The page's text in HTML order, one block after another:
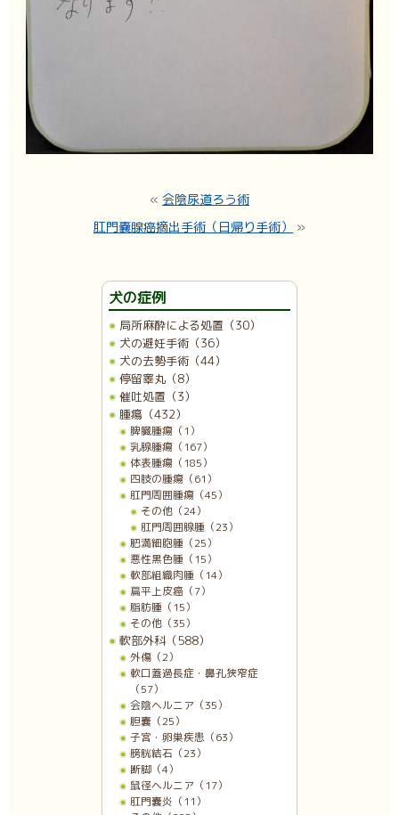
« 会陰尿道ろう術
肛門嚢腺癌摘出手術（日帰り手術）
»
犬の症例
局所麻酔による処置（30）
犬の避妊手術（36）
犬の去勢手術（44）
停留睾丸（8）
催吐処置（3）
腫瘍（432）
脾臓腫瘍（1）
乳腺腫瘍（167）
体表腫瘍（185）
四肢の腫瘍（61）
肛門周囲腫瘍（45）
その他（24）
肛門周囲腺腫（23）
肥満細胞腫（25）
悪性黒色腫（15）
軟部組織肉腫（14）
扁平上皮癌（7）
脂肪腫（15）
その他（35）
軟部外科（588）
外傷（2）
軟口蓋過長症・鼻孔狭窄症
（57）
会陰ヘルニア（35）
胆嚢（25）
子宮・卵巣疾患（63）
膀胱結石（23）
断脚（4）
鼠径ヘルニア（17）
肛門嚢炎（11）